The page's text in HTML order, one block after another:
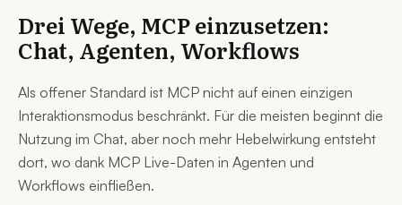
Drei Wege, MCP einzusetzen:
Chat, Agenten, Workflows
Als offener Standard ist MCP nicht auf einen einzigen
Interaktionsmodus beschränkt. Für die meisten beginnt die
Nutzung im Chat, aber noch mehr Hebelwirkung entsteht
dort, wo dank MCP Live-Daten in Agenten und
Workflows einfließen.